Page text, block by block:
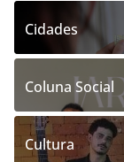
Cidades
Coluna Social
Cultura